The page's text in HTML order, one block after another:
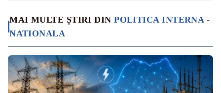
MAI MULTE ȘTIRI DINPOLITICA INTERNA -
NATIONALA